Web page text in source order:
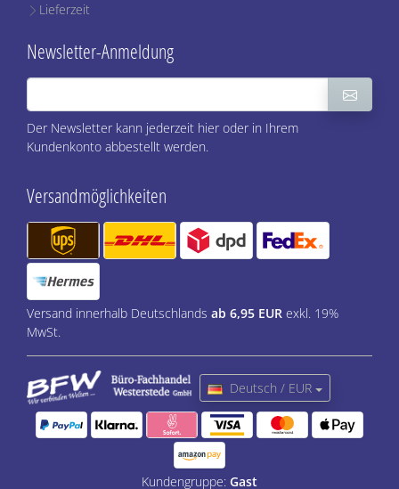
Lieferzeit
Newsletter-Anmeldung
Der Newsletter kann jederzeit hier oder in Ihrem
Kundenkonto abbestellt werden.
Versandmöglichkeiten
Versand innerhalb Deutschlands ab 6,95 EUR exkl. 19%
MwSt.
Deutsch / EUR
Kundengruppe: Gast